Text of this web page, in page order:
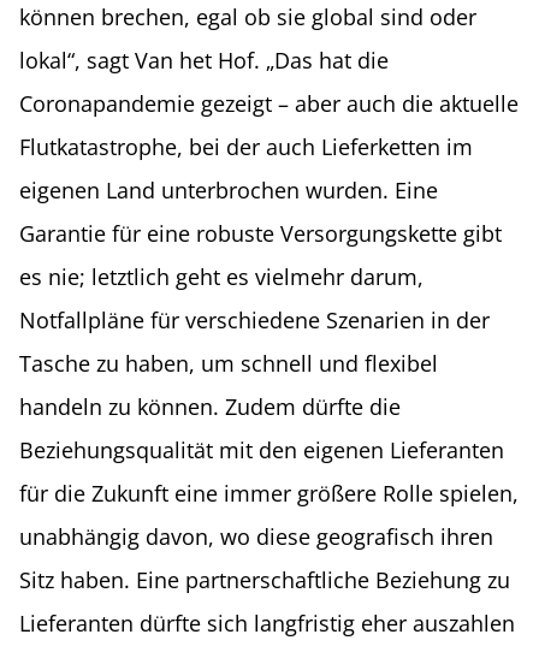
können brechen, egal ob sie global sind oder
lokal“, sagt Van het Hof. „Das hat die
Coronapandemie gezeigt – aber auch die aktuelle
Flutkatastrophe, bei der auch Lieferketten im
eigenen Land unterbrochen wurden. Eine
Garantie für eine robuste Versorgungskette gibt
es nie; letztlich geht es vielmehr darum,
Notfallpläne für verschiedene Szenarien in der
Tasche zu haben, um schnell und flexibel
handeln zu können. Zudem dürfte die
Beziehungsqualität mit den eigenen Lieferanten
für die Zukunft eine immer größere Rolle spielen,
unabhängig davon, wo diese geografisch ihren
Sitz haben. Eine partnerschaftliche Beziehung zu
Lieferanten dürfte sich langfristig eher auszahlen